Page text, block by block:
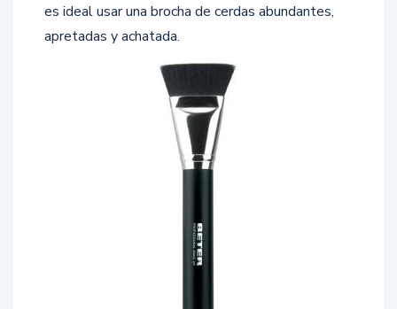
es ideal usar una brocha de cerdas abundantes,
apretadas y achatada.